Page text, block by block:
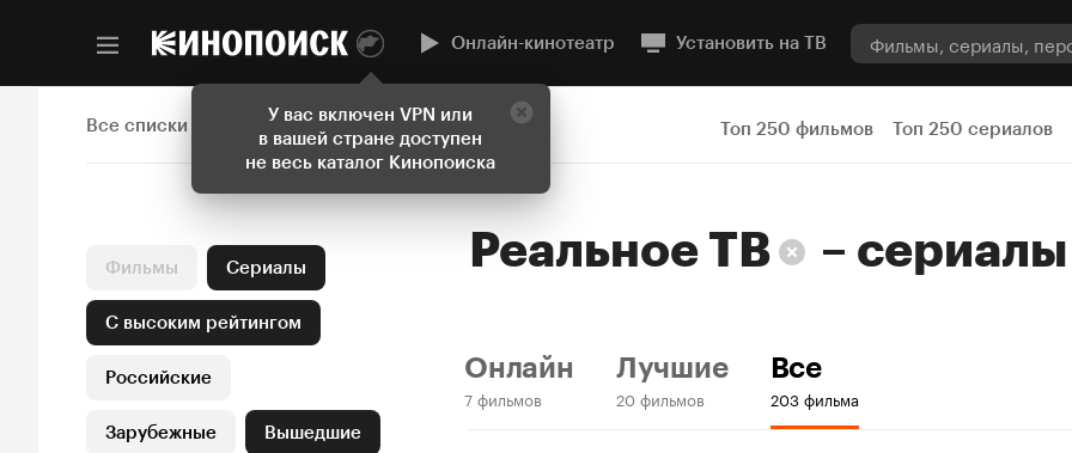
У вас включен VPN или
в вашей стране доступен
не весь каталог Кинопоиска
Онлайн-кинотеатр Установить на ТВ
Все списки Топ 250 фильмов Топ 250 сериалов
Фильмы Сериалы
С высоким рейтингом
Российские
Зарубежные Вышедшие
Реальное ТВ – сериалы
Онлайн
7 фильмов
Лучшие
20 фильмов
Все
203 фильма